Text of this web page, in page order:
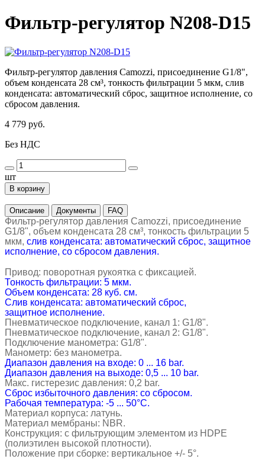
Фильтр-регулятор N208-D15
Фильтр-регулятор давления Camozzi, присоединение G1/8",
объем конденсата 28 см³, тонкость фильтрации 5 мкм, слив
конденсата: автоматический сброс, защитное исполнение, со
сбросом давления.
4 779 руб.
Без НДС
шт
В корзину
Описание Документы FAQ
Фильтр-регулятор давления Camozzi, присоединение
G1/8", объем конденсата 28 см³, тонкость фильтрации 5
мкм, слив конденсата: автоматический сброс, защитное
исполнение, со сбросом давления.
Привод: поворотная рукоятка с фиксацией.
Тонкость фильтрации: 5 мкм.
Объем конденсата: 28 куб. см.
Слив конденсата: автоматический сброс,
защитное исполнение.
Пневматическое подключение, канал 1: G1/8".
Пневматическое подключение, канал 2: G1/8".
Подключение манометра: G1/8".
Манометр: без манометра.
Диапазон давления на входе: 0 ... 16 bar.
Диапазон давления на выходе: 0,5 ... 10 bar.
Макс. гистерезис давления: 0,2 bar.
Сброс избыточного давления: со сбросом.
Рабочая температура: -5 ... 50°C.
Материал корпуса: латунь.
Материал мембраны: NBR.
Конструкция: с фильтрующим элементом из HDPE
(полиэтилен высокой плотности).
Положение при сборке: вертикальное +/- 5°.